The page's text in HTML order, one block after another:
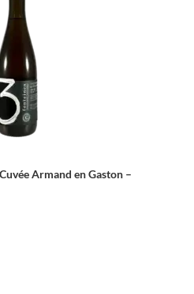
Armand en Gaston –